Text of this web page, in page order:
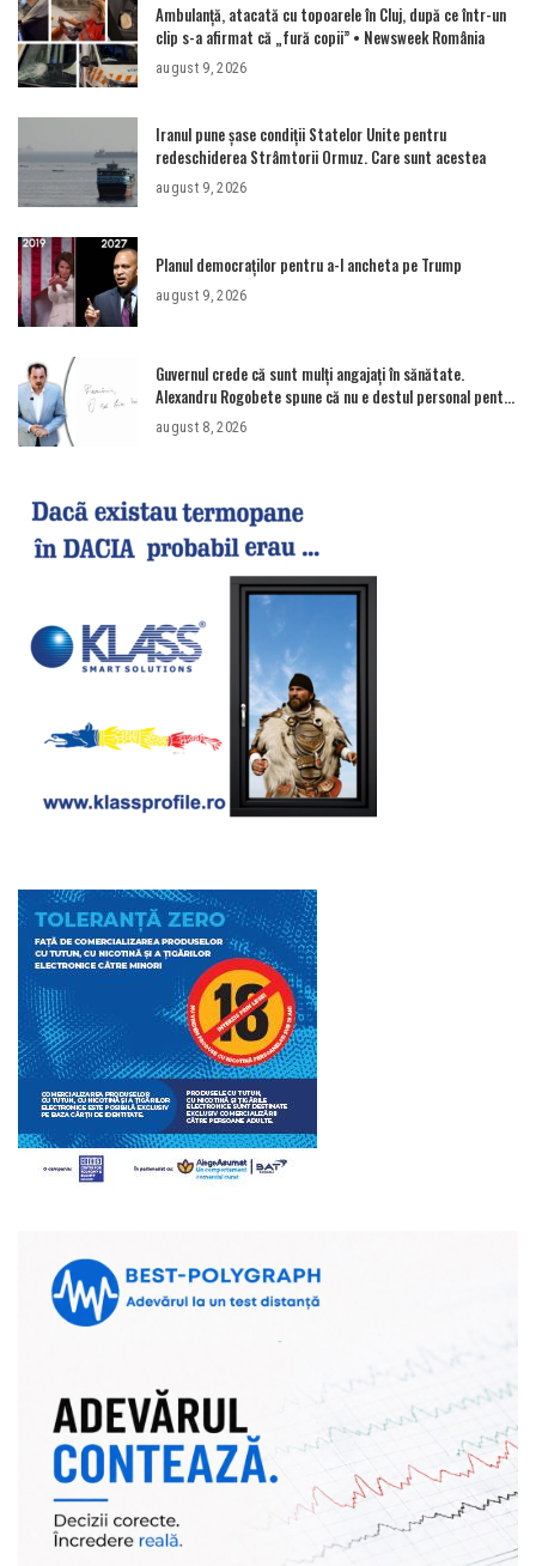
Ambulanţă, atacată cu topoarele în Cluj, după ce într-un
clip s-a afirmat că „fură copii” • Newsweek România
august 9, 2026
Iranul pune șase condiții Statelor Unite pentru
redeschiderea Strâmtorii Ormuz. Care sunt acestea
august 9, 2026
Planul democraților pentru a-l ancheta pe Trump
august 9, 2026
Guvernul crede că sunt mulţi angajaţi în sănătate.
Alexandru Rogobete spune că nu e destul personal pentru
combaterea infecţiilor nosocomiale
august 8, 2026